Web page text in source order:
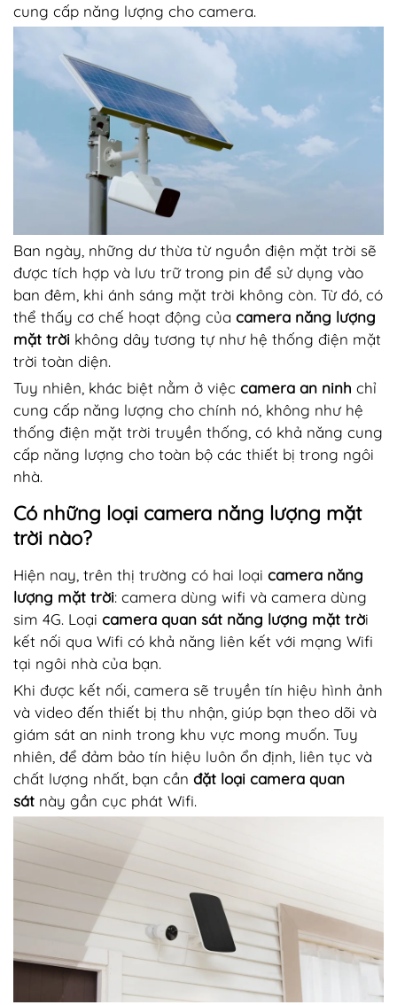
cung cấp năng lượng cho camera.
Ban ngày, những dư thừa từ nguồn điện mặt trời sẽ
được tích hợp và lưu trữ trong pin để sử dụng vào
ban đêm, khi ánh sáng mặt trời không còn. Từ đó, có
thể thấy cơ chế hoạt động của camera năng lượng
mặt trời không dây tương tự như hệ thống điện mặt
trời toàn diện.
Tuy nhiên, khác biệt nằm ở việc camera an ninh chỉ
cung cấp năng lượng cho chính nó, không như hệ
thống điện mặt trời truyền thống, có khả năng cung
cấp năng lượng cho toàn bộ các thiết bị trong ngôi
nhà.
Có những loại camera năng lượng mặt
trời nào?
Hiện nay, trên thị trường có hai loại camera năng
lượng mặt trời: camera dùng wifi và camera dùng
sim 4G. Loại camera quan sát năng lượng mặt trời
kết nối qua Wifi có khả năng liên kết với mạng Wifi
tại ngôi nhà của bạn.
Khi được kết nối, camera sẽ truyền tín hiệu hình ảnh
và video đến thiết bị thu nhận, giúp bạn theo dõi và
giám sát an ninh trong khu vực mong muốn. Tuy
nhiên, để đảm bảo tín hiệu luôn ổn định, liên tục và
chất lượng nhất, bạn cần đặt loại camera quan
sát này gần cục phát Wifi.